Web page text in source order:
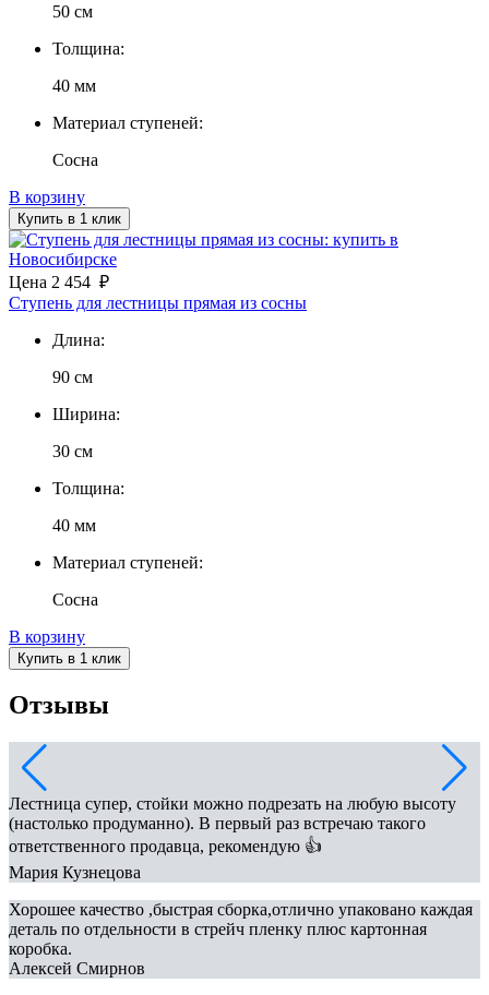
50 см
Толщина:
40 мм
Материал ступеней:
Сосна
В корзину
Купить в 1 клик
Цена 2 454 ₽
Ступень для лестницы прямая из сосны
Длина:
90 см
Ширина:
30 см
Толщина:
40 мм
Материал ступеней:
Сосна
В корзину
Купить в 1 клик
Отзывы
Лестница супер, стойки можно подрезать на любую высоту
(настолько продуманно). В первый раз встречаю такого
ответственного продавца, рекомендую 👍
Мария Кузнецова
Хорошее качество ,быстрая сборка,отлично упаковано каждая
деталь по отдельности в стрейч пленку плюс картонная
коробка.
Алексей Смирнов